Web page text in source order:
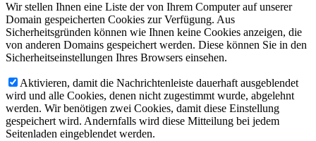
Wir stellen Ihnen eine Liste der von Ihrem Computer auf unserer
Domain gespeicherten Cookies zur Verfügung. Aus
Sicherheitsgründen können wie Ihnen keine Cookies anzeigen, die
von anderen Domains gespeichert werden. Diese können Sie in den
Sicherheitseinstellungen Ihres Browsers einsehen.
Aktivieren, damit die Nachrichtenleiste dauerhaft ausgeblendet
wird und alle Cookies, denen nicht zugestimmt wurde, abgelehnt
werden. Wir benötigen zwei Cookies, damit diese Einstellung
gespeichert wird. Andernfalls wird diese Mitteilung bei jedem
Seitenladen eingeblendet werden.